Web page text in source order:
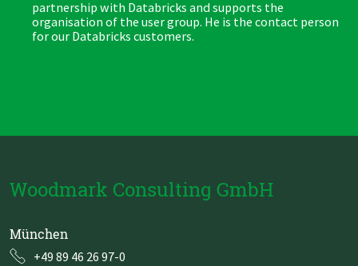
partnership with Databricks and supports the
organisation of the user group. He is the contact person
for our Databricks customers.
Woodmark Consulting GmbH
München
+49 89 46 26 97-0